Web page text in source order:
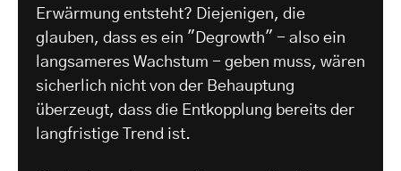
Erwärmung entsteht? Diejenigen, die
glauben, dass es ein "Degrowth" - also ein
langsameres Wachstum - geben muss, wären
sicherlich nicht von der Behauptung
überzeugt, dass die Entkopplung bereits der
langfristige Trend ist.